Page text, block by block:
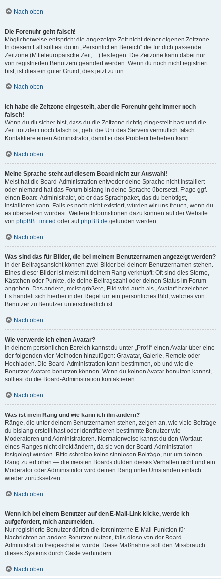
Nach oben
Die Forenuhr geht falsch!
Möglicherweise entspricht die angezeigte Zeit nicht deiner eigenen Zeitzone.
In diesem Fall solltest du im „Persönlichen Bereich“ die für dich passende
Zeitzone (Mitteleuropäische Zeit, ...) festlegen. Die Zeitzone kann dabei nur
von registrierten Benutzern geändert werden. Wenn du noch nicht registriert
bist, ist dies ein guter Grund, dies jetzt zu tun.
Nach oben
Ich habe die Zeitzone eingestellt, aber die Forenuhr geht immer noch
falsch!
Wenn du dir sicher bist, dass du die Zeitzone richtig eingestellt hast und die
Zeit trotzdem noch falsch ist, geht die Uhr des Servers vermutlich falsch.
Kontaktiere einen Administrator, damit er das Problem beheben kann.
Nach oben
Meine Sprache steht auf diesem Board nicht zur Auswahl!
Meist hat die Board-Administration entweder deine Sprache nicht installiert
oder niemand hat das Forum bislang in deine Sprache übersetzt. Frage ggf.
einen Board-Administrator, ob er das Sprachpaket, das du benötigst,
installieren kann. Falls es noch nicht existiert, würden wir uns freuen, wenn du
es übersetzen würdest. Weitere Informationen dazu können auf der Website
von phpBB Limited oder aufphpBB.de gefunden werden.
Nach oben
Was sind das für Bilder, die bei meinem Benutzernamen angezeigt werden?
In der Beitragsansicht können zwei Bilder bei deinem Benutzernamen stehen.
Eines dieser Bilder ist meist mit deinem Rang verknüpft: Oft sind dies Sterne,
Kästchen oder Punkte, die deine Beitragszahl oder deinen Status im Forum
angeben. Das andere, meist größere, Bild wird auch als „Avatar“ bezeichnet.
Es handelt sich hierbei in der Regel um ein persönliches Bild, welches von
Benutzer zu Benutzer unterschiedlich ist.
Nach oben
Wie verwende ich einen Avatar?
In deinem persönlichen Bereich kannst du unter „Profil“ einen Avatar über eine
der folgenden vier Methoden hinzufügen: Gravatar, Galerie, Remote oder
Hochladen. Die Board-Administration kann bestimmen, ob und wie die
Benutzer Avatare benutzen können. Wenn du keinen Avatar benutzen kannst,
solltest du die Board-Administration kontaktieren.
Nach oben
Was ist mein Rang und wie kann ich ihn ändern?
Ränge, die unter deinem Benutzernamen stehen, zeigen an, wie viele Beiträge
du bislang erstellt hast oder identifizieren bestimmte Benutzer wie
Moderatoren und Administratoren. Normalerweise kannst du den Wortlaut
eines Ranges nicht direkt ändern, da sie von der Board-Administration
festgelegt wurden. Bitte schreibe keine sinnlosen Beiträge, nur um deinen
Rang zu erhöhen — die meisten Boards dulden dieses Verhalten nicht und ein
Moderator oder Administrator wird deinen Rang unter Umständen einfach
wieder zurücksetzen.
Nach oben
Wenn ich bei einem Benutzer auf den E-Mail-Link klicke, werde ich
aufgefordert, mich anzumelden.
Nur registrierte Benutzer dürfen die foreninterne E-Mail-Funktion für
Nachrichten an andere Benutzer nutzen, falls diese von der Board-
Administration freigeschaltet wurde. Diese Maßnahme soll den Missbrauch
dieses Systems durch Gäste verhindern.
Nach oben